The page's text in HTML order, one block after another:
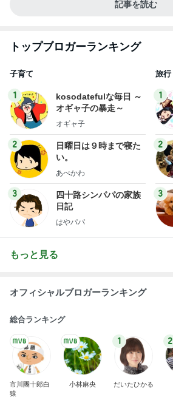
記事を読む
トップブロガーランキング
子育て
1
kosodatefulな毎日 ～
オギャ子の暴走～
オギャ子
2
日曜日は９時まで寝た
い。
あべかわ
3
四十路シンパパの家族
日記
はやパパ
旅行
1
2
3
もっと見る
オフィシャルブロガーランキング
総合ランキング
市川團十郎白
猿
小林麻央
1
だいたひかる
2